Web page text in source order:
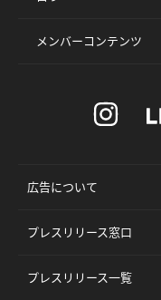
メンバーコンテンツ
広告について
プレスリリース窓口
プレスリリース一覧